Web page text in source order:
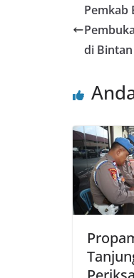
Pemkab
di